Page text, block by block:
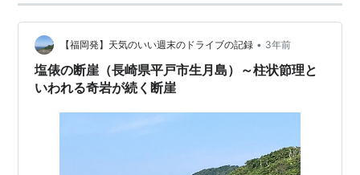
【福岡発】天気のいい週末のドライブの記録 • 3年前
塩俵の断崖（長崎県平戸市生月島）～柱状節理と
いわれる奇岩が続く断崖